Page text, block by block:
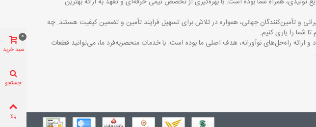
و تأمین‌کنندگان جهانی، همواره در تلاش برای تسهیل فرایند تأمین و تضمین کیفیت هستند. چه
شما را یاری کنیم.
ارائه راه‌حل‌های نوآورانه، هدف اصلی ما بوده است. با خدمات منحصربه‌فرد ما، می‌توانید قطعات
سبد خرید
0
جستجو
بالا